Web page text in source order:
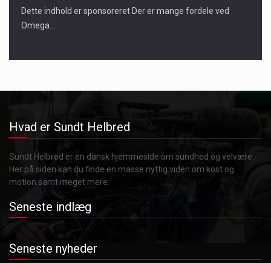
Dette indhold er sponsoreret Der er mange fordele ved
Omega…
Hvad er Sundt Helbred
Sundt Helbred er en dansk hjemmeside om sundhed og velvære.
Her på siden kan du finde en masse nyttig viden om kost og
motion samt meget mere.
Seneste indlæg
Seneste nyheder